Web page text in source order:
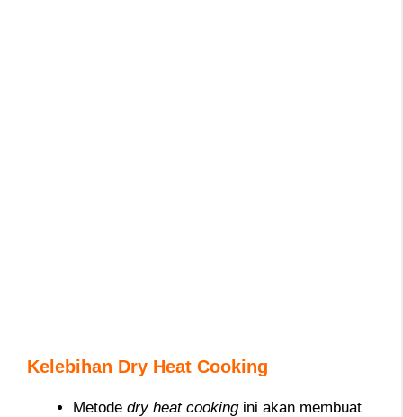
Kelebihan Dry Heat Cooking
Metode dry heat cookingini akan membuat